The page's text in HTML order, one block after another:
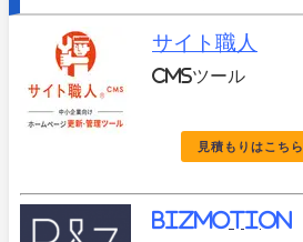
サイト職人
CMSツール
見積もりはこちら
BIZmotion